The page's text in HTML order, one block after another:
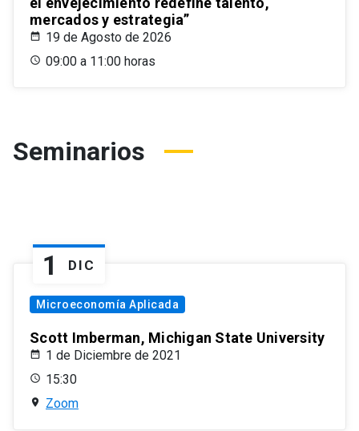
mercados y estrategia”
19 de Agosto de 2026
09:00 a 11:00 horas
Seminarios
1 DIC
Microeconomía Aplicada
Scott Imberman, Michigan State University
1 de Diciembre de 2021
15:30
Zoom